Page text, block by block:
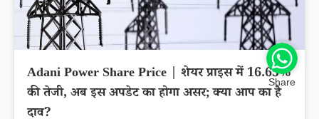
Adani Power Share Price | शेयर प्राइस में 16.65%
की तेजी, अब इस अपडेट का होगा असर; क्या आप का है
दाव?
Share